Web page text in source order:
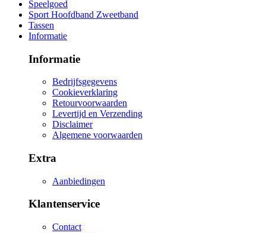
Speelgoed
Sport Hoofdband Zweetband
Tassen
Informatie
Informatie
Bedrijfsgegevens
Cookieverklaring
Retourvoorwaarden
Levertijd en Verzending
Disclaimer
Algemene voorwaarden
Extra
Aanbiedingen
Klantenservice
Contact